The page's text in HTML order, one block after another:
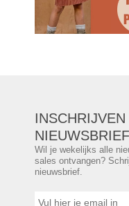
INSCHRIJVEN
NIEUWSBRIEF
Wil je wekelijks alle
sales ontvangen?
nieuwsbrief.